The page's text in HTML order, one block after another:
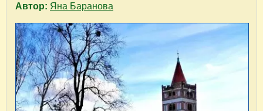
Автор: Яна Баранова